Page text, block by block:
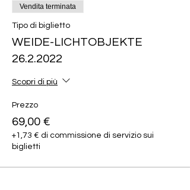
Vendita terminata
Tipo di biglietto
WEIDE-LICHTOBJEKTE
26.2.2022
Scopri di più
Prezzo
69,00 €
+1,73 € di commissione di servizio sui
biglietti